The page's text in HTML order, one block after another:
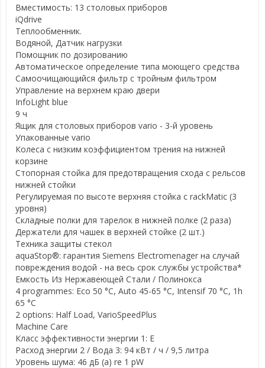
Вместимость: 13 столовых приборов
iQdrive
Теплообменник.
Водяной, Датчик нагрузки
Помощник по дозированию
Автоматическое определение типа моющего средства
Самоочищающийся фильтр с тройным фильтром
Управление на верхнем краю двери
InfoLight blue
9 ч
Ящик для столовых приборов vario - 3-й уровень
Упакованные vario
Колеса с низким коэффициентом трения на нижней
корзине
Стопорная стойка для предотвращения схода с рельсов
нижней стойки
Регулируемая по высоте верхняя стойка с rackMatic (3
уровня)
Складные полки для тарелок в нижней полке (2 раза)
Держатели для чашек в верхней стойке (2 шт.)
Техника защиты стекол
aquaStop®: гарантия Siemens Electromenager на случай
повреждения водой - на весь срок службы устройства*
Емкость Из Нержавеющей Стали / Полинокса
4 programmes: Eco 50 °C, Auto 45-65 °C, Intensif 70 °C, 1h
65 °C
2 options: Half Load, VarioSpeedPlus
Machine Care
Класс эффективности энергии 1: E
Расход энергии 2 / Вода 3: 94 кВт / ч / 9,5 литра
Уровень шума: 46 дБ (а) re 1 pW